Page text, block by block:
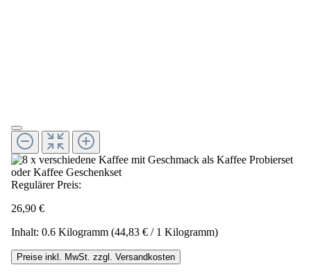
Regulärer Preis:
26,90 €
Inhalt: 0.6 Kilogramm (44,83 € / 1 Kilogramm)
Preise inkl. MwSt. zzgl. Versandkosten